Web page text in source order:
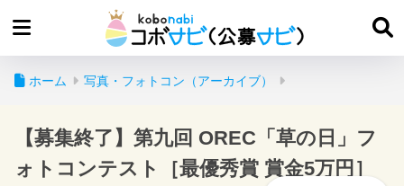
ホーム 写真・フォトコン（アーカイブ）
【募集終了】第九回 OREC「草の日」フ
ォトコンテスト［最優秀賞 賞金5万円］